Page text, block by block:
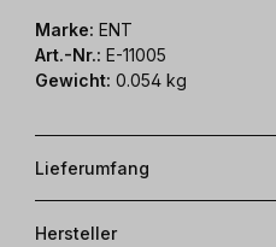
Marke: ENT
Art.-Nr.: E-11005
Gewicht: 0.054 kg
Lieferumfang
Hersteller